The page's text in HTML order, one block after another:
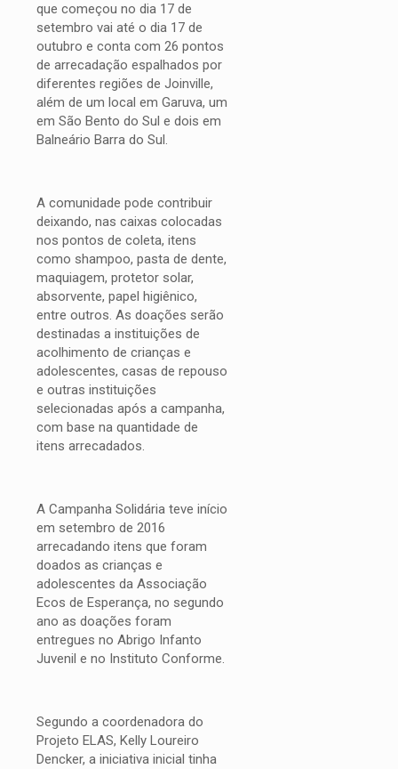
que começou no dia 17 de
setembro vai até o dia 17 de
outubro e conta com 26 pontos
de arrecadação espalhados por
diferentes regiões de Joinville,
além de um local em Garuva, um
em São Bento do Sul e dois em
Balneário Barra do Sul.
A comunidade pode contribuir
deixando, nas caixas colocadas
nos pontos de coleta, itens
como shampoo, pasta de dente,
maquiagem, protetor solar,
absorvente, papel higiênico,
entre outros. As doações serão
destinadas a instituições de
acolhimento de crianças e
adolescentes, casas de repouso
e outras instituições
selecionadas após a campanha,
com base na quantidade de
itens arrecadados.
A Campanha Solidária teve início
em setembro de 2016
arrecadando itens que foram
doados as crianças e
adolescentes da Associação
Ecos de Esperança, no segundo
ano as doações foram
entregues no Abrigo Infanto
Juvenil e no Instituto Conforme.
Segundo a coordenadora do
Projeto ELAS, Kelly Loureiro
Dencker, a iniciativa inicial tinha